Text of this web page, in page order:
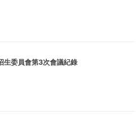
生委員會第3次會議紀錄